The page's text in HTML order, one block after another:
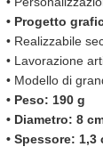
• Progetto
• Realizzabile
• Lavorazione
• Modello di
• Peso: 190 g
• Diametro: 8
• Spessore: 1,3